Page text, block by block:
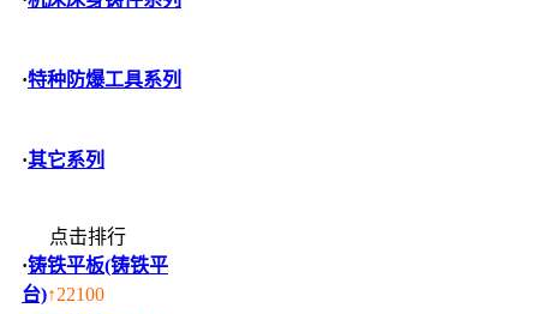
·特种防爆工具系列
·其它系列
点击排行
·铸铁平板(铸铁平
台)↑22100